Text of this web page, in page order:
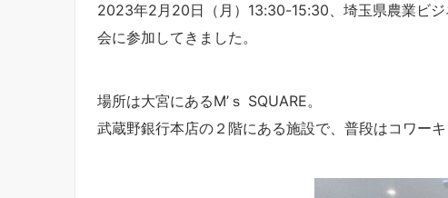
2023年2月20日（月）13:30-15:30、埼玉県農業ビ
会に参加してきました。
場所は大宮にあるM’ｓ SQUARE。
武蔵野銀行本店の２階にある施設で、普段はコワー